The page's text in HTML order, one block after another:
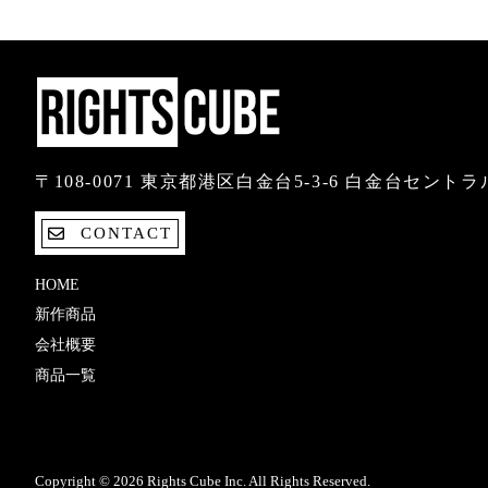
〒108-0071 東京都港区白金台5-3-6 白金台セントラ
CONTACT
HOME
新作商品
会社概要
商品一覧
Copyright © 2026 Rights Cube Inc. All Rights Reserved.